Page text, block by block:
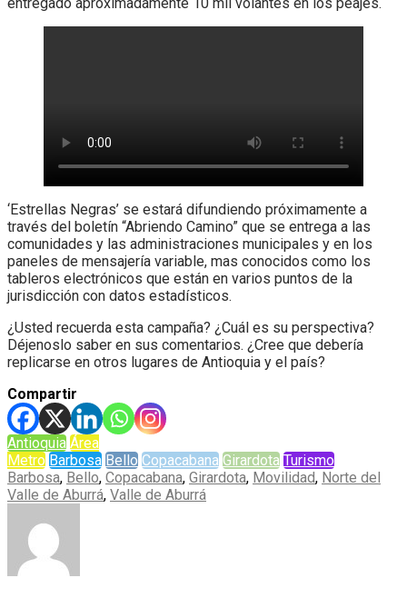
‘Estrellas Negras’ se estará difundiendo próximamente a
través del boletín “Abriendo Camino” que se entrega a las
comunidades y las administraciones municipales y en los
paneles de mensajería variable, mas conocidos como los
tableros electrónicos que están en varios puntos de la
jurisdicción con datos estadísticos.
¿Usted recuerda esta campaña? ¿Cuál es su perspectiva?
Déjenoslo saber en sus comentarios. ¿Cree que debería
replicarse en otros lugares de Antioquia y el país?
Compartir
Antioquia Área
Metro Barbosa Bello Copacabana Girardota Turismo
Barbosa, Bello, Copacabana, Girardota, Movilidad, Norte del
Valle de Aburrá, Valle de Aburrá